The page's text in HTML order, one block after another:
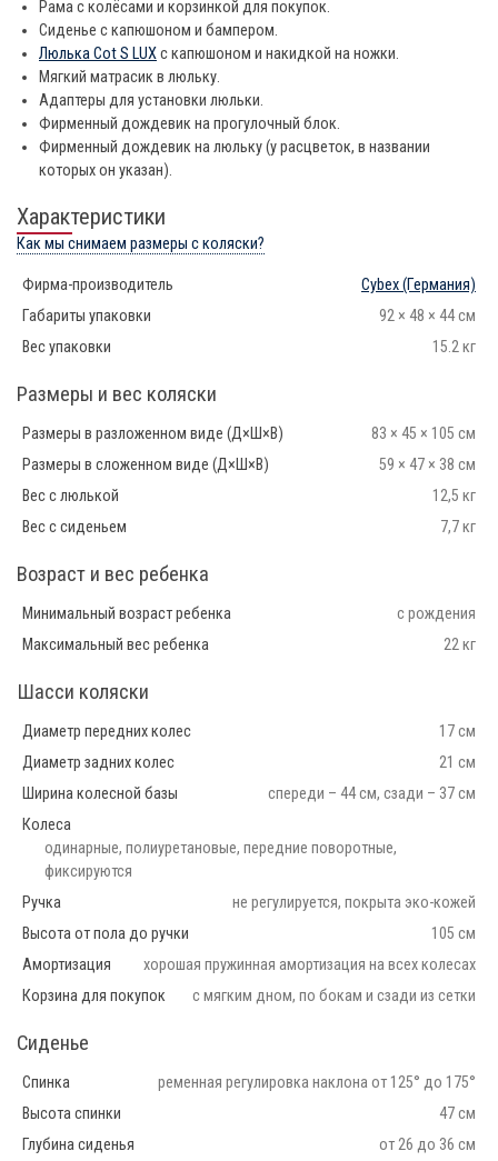
Рама c колёсами и корзинкой для покупок.
Сиденье с капюшоном и бампером.
Люлька Cot S LUXс капюшоном и накидкой на ножки.
Мягкий матрасик в люльку.
Адаптеры для установки люльки.
Фирменный дождевик на прогулочный блок.
Фирменный дождевик на люльку (у расцветок, в названии
которых он указан).
Характеристики
Как мы снимаем размеры с коляски?
Фирма-производитель Cybex(Германия)
Габариты упаковки
92 × 48 × 44 см
Вес упаковки
15.2 кг
Размеры и вес коляски
Размеры в разложенном виде (Д×Ш×В)
83 × 45 × 105 см
Размеры в сложенном виде (Д×Ш×В)
59 × 47 × 38 см
Вес с люлькой
12,5 кг
Вес с сиденьем
7,7 кг
Возраст и вес ребенка
Минимальный возраст ребенка
с рождения
Максимальный вес ребенка
22 кг
Шасси коляски
Диаметр передних колес
17 см
Диаметр задних колес
21 см
Ширина колесной базы
спереди – 44 см, сзади – 37 см
Колеса
одинарные, полиуретановые, передние поворотные,
фиксируются
Ручка
не регулируется, покрыта эко-кожей
Высота от пола до ручки
105 см
Амортизация
хорошая пружинная амортизация на всех колесах
Корзина для покупок
с мягким дном, по бокам и сзади из сетки
Сиденье
Спинка
ременная регулировка наклона от 125° до 175°
Высота спинки
47 см
Глубина сиденья
от 26 до 36 см